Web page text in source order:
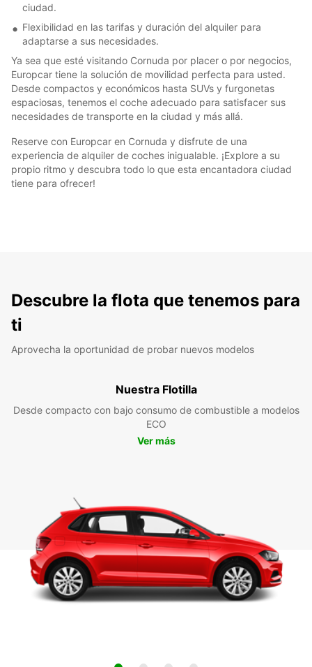
ciudad.
Flexibilidad en las tarifas y duración del alquiler para
adaptarse a sus necesidades.
Ya sea que esté visitando Cornuda por placer o por negocios,
Europcar tiene la solución de movilidad perfecta para usted.
Desde compactos y económicos hasta SUVs y furgonetas
espaciosas, tenemos el coche adecuado para satisfacer sus
necesidades de transporte en la ciudad y más allá.
Reserve con Europcar en Cornuda y disfrute de una
experiencia de alquiler de coches inigualable. ¡Explore a su
propio ritmo y descubra todo lo que esta encantadora ciudad
tiene para ofrecer!
Descubre la flota que tenemos para
ti
Aprovecha la oportunidad de probar nuevos modelos
Nuestra Flotilla
Desde compacto con bajo consumo de combustible a modelos
ECO
Ver más